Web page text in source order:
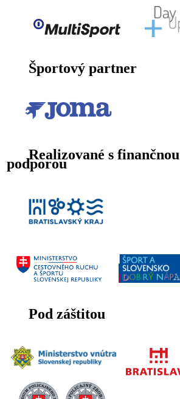
Športový partner
Realizované s finančnou
podporou
Pod záštitou